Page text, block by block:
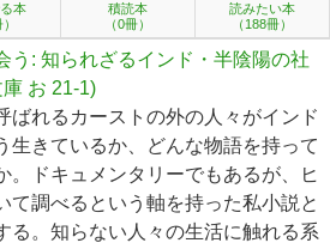
本
積読本
（0冊）
読みたい本
（188冊）
う: 知られざるインド・半陰陽の社
お 21-1)
ばれるカーストの外の人々がインド
生きているか、どんな物語を持って
。ドキュメンタリーでもあるが、ヒ
て調べるという軸を持った私小説と
る。知らない人々の生活に触れる系